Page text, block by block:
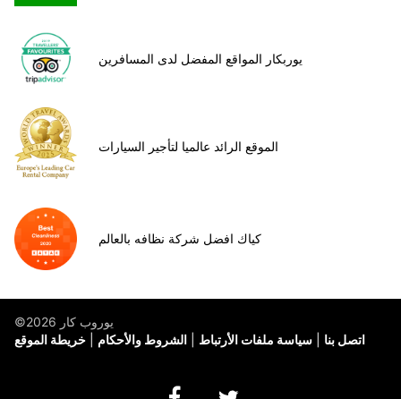
يوربكار المواقع المفضل لدى المسافرين
الموقع الرائد عالميا لتأجير السيارات
كياك افضل شركة نظافه بالعالم
©يوروب كار 2026
خريطة الموقع
الشروط والأحكام سياسة ملفات الأرتباط اتصل بنا